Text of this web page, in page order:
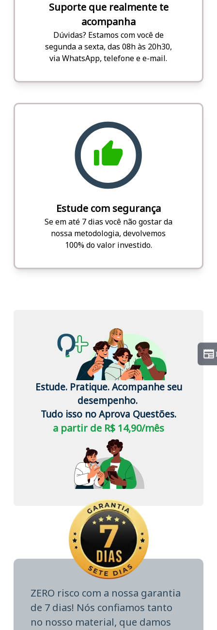
Suporte que realmente te
acompanha
Dúvidas? Estamos com você de
segunda a sexta, das 08h às 20h30,
via WhatsApp, telefone e e-mail.
Estude com segurança
Se em até 7 dias você não gostar da
nossa metodologia, devolvemos
100% do valor investido.
Estude. Pratique. Acompanhe seu
desempenho.
Tudo isso no Aprova Questões.
a partir de R$ 14,90/mês
ZERO risco com a nossa garantia
de 7 dias! Nós confiamos tanto
no nosso material, que damos